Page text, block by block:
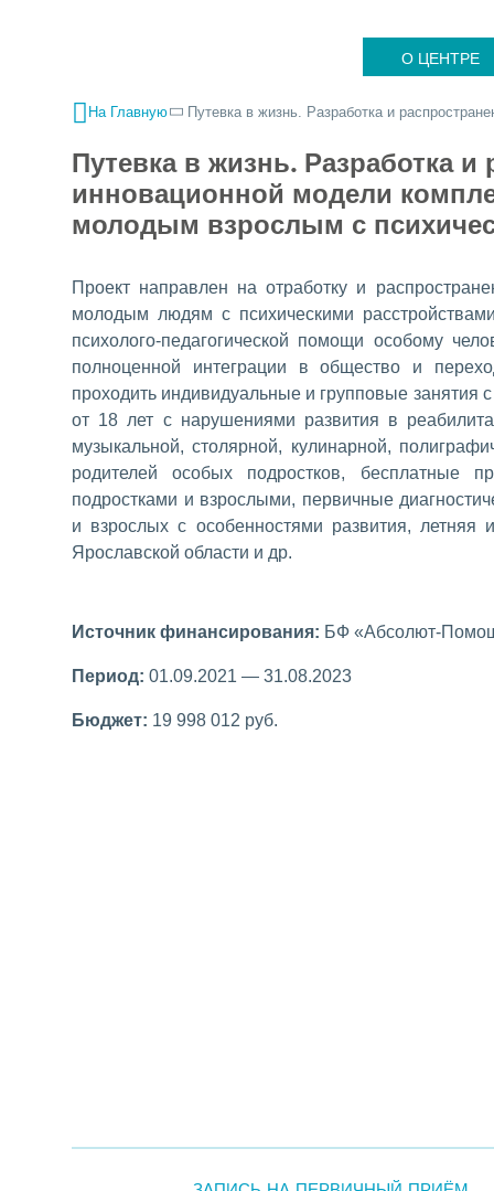
О ЦЕНТРЕ
На Главную Путевка в жизнь. Разработка и
Путевка в жизнь. Разработка и
инновационной модели
молодым взрослым с
Проект направлен на отработку и
молодым людям с психическими
психолого-педагогической помощи особому
полноценной интеграции в общество и
проходить индивидуальные и групповые
от 18 лет с нарушениями развития в
музыкальной, столярной, кулинарной,
родителей особых подростков, бесплатные
подростками и взрослыми, первичные
и взрослых с особенностями развития, летняя
Ярославской области и др.
Источник финансирования: БФ «Абсолют-
Период: 01.09.2021 — 31.08.2023
Бюджет: 19 998 012 руб.